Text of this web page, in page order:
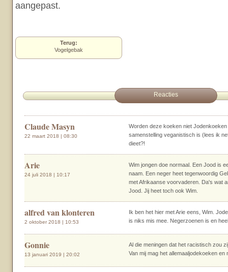
aangepast.
Terug:
Vogelgebak
Reacties
Claude Masyn
22 maart 2018 | 08:30
Worden deze koeken niet
samenstelling veganistisch is (lees ik
dieet?!
Arie
24 juli 2018 | 10:17
Wim jongen doe normaal. Een Jood is
naam. Een neger heet tegenwoordig
met Afrikaanse voorvaderen. Da's wat
Jood. Jij heet toch ook Wim.
alfred van klonteren
2 oktober 2018 | 10:53
Ik ben het hier met Arie eens, Wim.
is niks mis mee. Negerzoenen is en
Gonnie
13 januari 2019 | 20:02
Al die meningen dat het racistisch zou
Van mij mag het allemaaljodekoeken en